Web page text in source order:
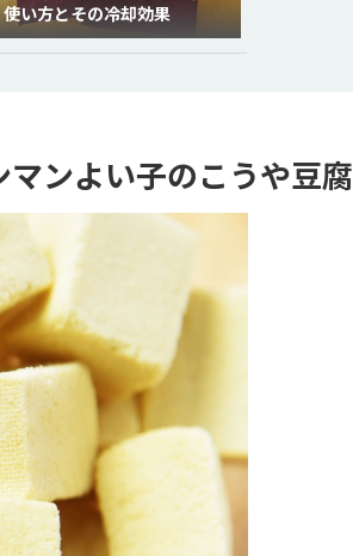
使い方とその冷却効果
ンよい子のこうや豆腐